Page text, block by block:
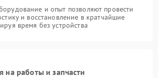
и опыт позволяют провести
и восстановление в кратчайшие
время без устройства
на работы и запчасти